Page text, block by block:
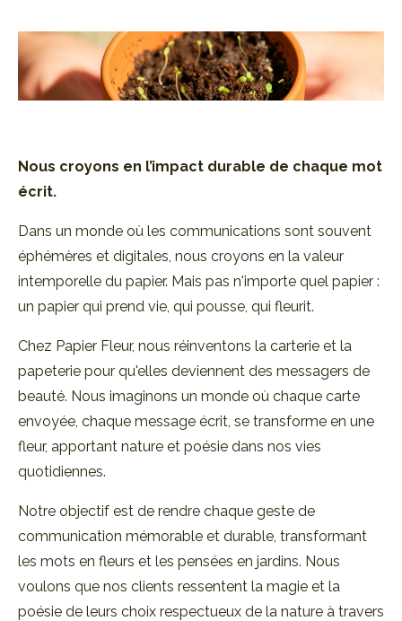
Nous croyons en l’impact durable de chaque mot
écrit.
Dans un monde où les communications sont souvent
éphémères et digitales, nous croyons en la valeur
intemporelle du papier. Mais pas n'importe quel papier :
un papier qui prend vie, qui pousse, qui fleurit.
Chez Papier Fleur, nous réinventons la carterie et la
papeterie pour qu'elles deviennent des messagers de
beauté. Nous imaginons un monde où chaque carte
envoyée, chaque message écrit, se transforme en une
fleur, apportant nature et poésie dans nos vies
quotidiennes.
Notre objectif est de rendre chaque geste de
communication mémorable et durable, transformant
les mots en fleurs et les pensées en jardins. Nous
voulons que nos clients ressentent la magie et la
poésie de leurs choix respectueux de la nature à travers